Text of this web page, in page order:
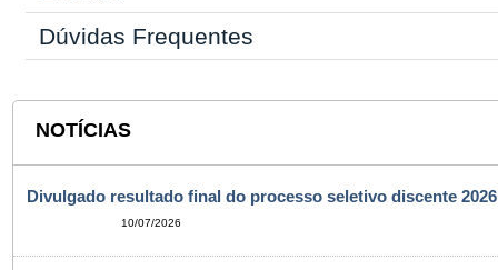
Dúvidas Frequentes
NOTÍCIAS
Divulgado resultado final do processo seletivo discente 2026
10/07/2026